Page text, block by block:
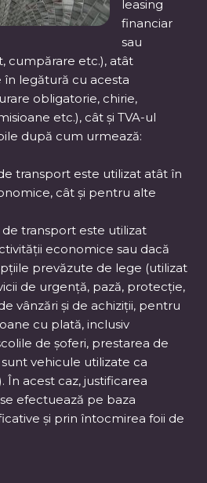
leasing
financiar
sau
cumpărare etc.), atât
legătură cu acesta
obligatorie, chirie,
etc.), cât și TVA-ul
după cum urmează:
transport este utilizat atât în
cât și pentru alte
de transport este utilizat
economice sau dacă
prevăzute de lege (utilizat
de urgență, pază, protecție,
vânzări și de achiziții, pentru
cu plată, inclusiv
de șoferi, prestarea de
vehicule utilizate ca
În acest caz, justificarea
efectuează pe baza
și prin întocmirea foii de